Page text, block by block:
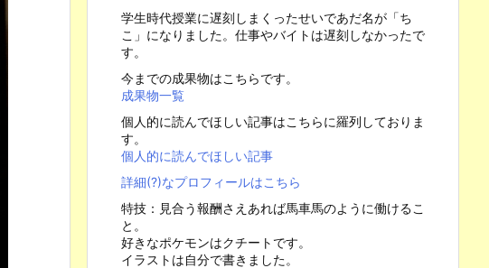
学生時代授業に遅刻しまくったせいであだ名が「ち
こ」になりました。仕事やバイトは遅刻しなかったで
す。
今までの成果物はこちらです。
成果物一覧
個人的に読んでほしい記事はこちらに羅列しておりま
す。
個人的に読んでほしい記事
詳細(?)なプロフィールはこちら
特技：見合う報酬さえあれば馬車馬のように働けるこ
と。
好きなポケモンはクチートです。
イラストは自分で書きました。